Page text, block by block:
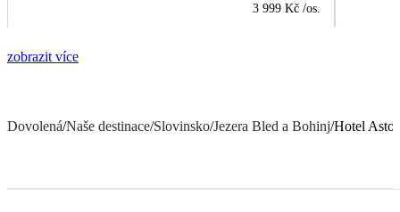
3 999 Kč /os.
zobrazit více
Dovolená/Naše destinace/Slovinsko/Jezera Bled a Bohinj/Hotel